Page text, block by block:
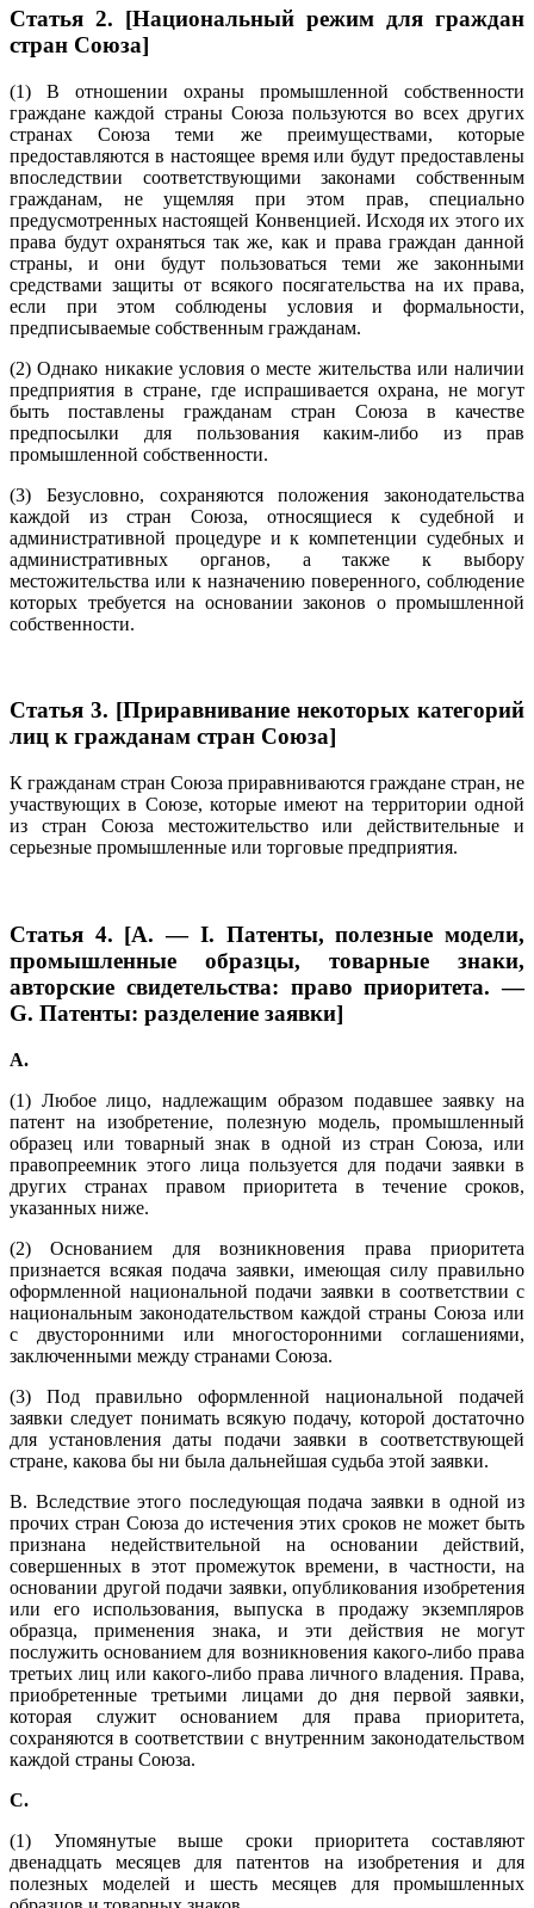
Статья 2. [Национальный режим для граждан
стран Союза]
(1) В отношении охраны промышленной собственности
граждане каждой страны Союза пользуются во всех других
странах Союза теми же преимуществами, которые
предоставляются в настоящее время или будут предоставлены
впоследствии соответствующими законами собственным
гражданам, не ущемляя при этом прав, специально
предусмотренных настоящей Конвенцией. Исходя их этого их
права будут охраняться так же, как и права граждан данной
страны, и они будут пользоваться теми же законными
средствами защиты от всякого посягательства на их права,
если при этом соблюдены условия и формальности,
предписываемые собственным гражданам.
(2) Однако никакие условия о месте жительства или наличии
предприятия в стране, где испрашивается охрана, не могут
быть поставлены гражданам стран Союза в качестве
предпосылки для пользования каким-либо из прав
промышленной собственности.
(3) Безусловно, сохраняются положения законодательства
каждой из стран Союза, относящиеся к судебной и
административной процедуре и к компетенции судебных и
административных органов, а также к выбору
местожительства или к назначению поверенного, соблюдение
которых требуется на основании законов о промышленной
собственности.
Статья 3. [Приравнивание некоторых категорий
лиц к гражданам стран Союза]
К гражданам стран Союза приравниваются граждане стран, не
участвующих в Союзе, которые имеют на территории одной
из стран Союза местожительство или действительные и
серьезные промышленные или торговые предприятия.
Статья 4. [A. — I. Патенты, полезные модели,
промышленные образцы, товарные знаки,
авторские свидетельства: право приоритета. —
G. Патенты: разделение заявки]
A.
(1) Любое лицо, надлежащим образом подавшее заявку на
патент на изобретение, полезную модель, промышленный
образец или товарный знак в одной из стран Союза, или
правопреемник этого лица пользуется для подачи заявки в
других странах правом приоритета в течение сроков,
указанных ниже.
(2) Основанием для возникновения права приоритета
признается всякая подача заявки, имеющая силу правильно
оформленной национальной подачи заявки в соответствии с
национальным законодательством каждой страны Союза или
с двусторонними или многосторонними соглашениями,
заключенными между странами Союза.
(3) Под правильно оформленной национальной подачей
заявки следует понимать всякую подачу, которой достаточно
для установления даты подачи заявки в соответствующей
стране, какова бы ни была дальнейшая судьба этой заявки.
B. Вследствие этого последующая подача заявки в одной из
прочих стран Союза до истечения этих сроков не может быть
признана недействительной на основании действий,
совершенных в этот промежуток времени, в частности, на
основании другой подачи заявки, опубликования изобретения
или его использования, выпуска в продажу экземпляров
образца, применения знака, и эти действия не могут
послужить основанием для возникновения какого-либо права
третьих лиц или какого-либо права личного владения. Права,
приобретенные третьими лицами до дня первой заявки,
которая служит основанием для права приоритета,
сохраняются в соответствии с внутренним законодательством
каждой страны Союза.
C.
(1) Упомянутые выше сроки приоритета составляют
двенадцать месяцев для патентов на изобретения и для
полезных моделей и шесть месяцев для промышленных